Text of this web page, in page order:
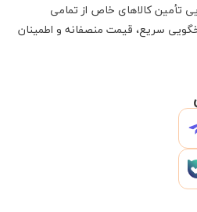
تأمین کالاهای خاص از تمامی
سریع، قیمت منصفانه و اطمینان